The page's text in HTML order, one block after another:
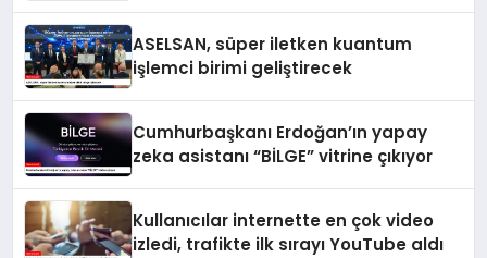
ASELSAN, süper iletken kuantum
işlemci birimi geliştirecek
Cumhurbaşkanı Erdoğan’ın yapay
zeka asistanı “BİLGE” vitrine çıkıyor
Kullanıcılar internette en çok video
izledi, trafikte ilk sırayı YouTube aldı